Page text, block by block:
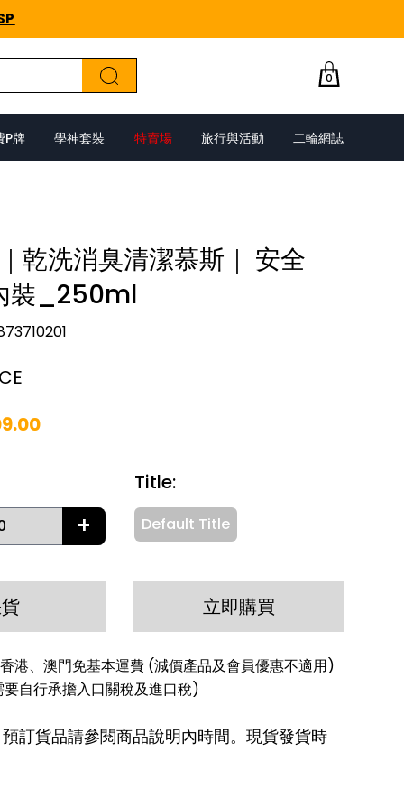
0
P牌 學神套裝 特賣場 旅行與活動 二輪網誌
乾洗消臭清潔慕斯｜ 安全
裝_250ml
+
Title:
Default Title
立即購買
香港、澳門免基本運費 (減價產品及會員優惠不適用)
自行承擔入口關稅及進口稅)
訂貨品請參閱商品說明內時間。現貨發貨時